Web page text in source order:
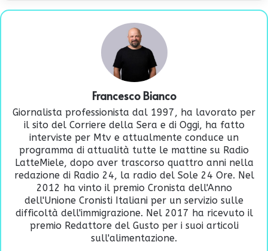
Francesco Bianco
Giornalista professionista dal 1997, ha lavorato per
il sito del Corriere della Sera e di Oggi, ha fatto
interviste per Mtv e attualmente conduce un
programma di attualità tutte le mattine su Radio
LatteMiele, dopo aver trascorso quattro anni nella
redazione di Radio 24, la radio del Sole 24 Ore. Nel
2012 ha vinto il premio Cronista dell'Anno
dell'Unione Cronisti Italiani per un servizio sulle
difficoltà dell'immigrazione. Nel 2017 ha ricevuto il
premio Redattore del Gusto per i suoi articoli
sull'alimentazione.